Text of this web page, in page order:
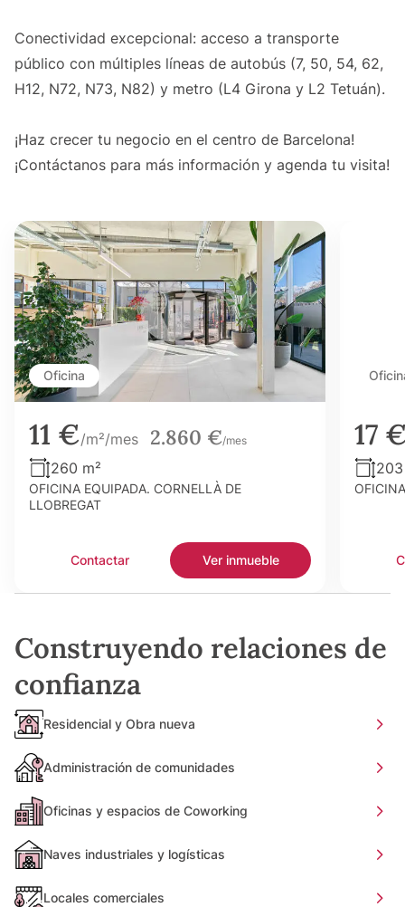
Conectividad excepcional: acceso a transporte
público con múltiples líneas de autobús (7, 50, 54, 62,
H12, N72, N73, N82) y metro (L4 Girona y L2 Tetuán).
¡Haz crecer tu negocio en el centro de Barcelona!
¡Contáctanos para más información y agenda tu visita!
Oficina
11 €/m²/mes 2.860 €/mes
260 m²
OFICINA EQUIPADA. CORNELLÀ DE
LLOBREGAT
Contactar Ver inmueble
17
Construyendo relaciones de
confianza
Residencial y Obra nueva
Administración de comunidades
Oficinas y espacios de Coworking
Naves industriales y logísticas
Locales comerciales